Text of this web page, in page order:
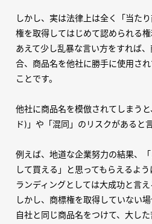
しかし、実は法律上は全く「当た
権を取得してはじめて認められる権
あえて少し乱暴な言い方をすれば
合、商品名を他社に勝手に使用さ
ことです。
他社に商品名を模倣されてしまうと
ド) 」や「混同」のリスクがあると
例えば、地道な企業努力の結果、
して買える」と思ってもらえるよ
ランディングとしては大成功と言え
しかし、商標権を取得していない
自社と同じ商品名をつけて、大し